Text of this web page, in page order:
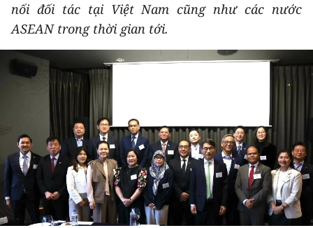
THẾ GIỚI
THỂ THAO
GIÁO DỤC
KHOA HỌC - CÔNG NGHỆ
MÔI TRƯỜNG
BẠN ĐỌC
nối đối tác tại Việt Nam cũng như các nước
ASEAN trong thời gian tới.